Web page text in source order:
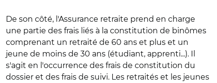
De son côté, l'Assurance retraite prend en charge
une partie des frais liés à la constitution de binômes
comprenant un retraité de 60 ans et plus et un
jeune de moins de 30 ans (étudiant, apprenti...). Il
s'agit en l'occurrence des frais de constitution du
dossier et des frais de suivi. Les retraités et les jeunes